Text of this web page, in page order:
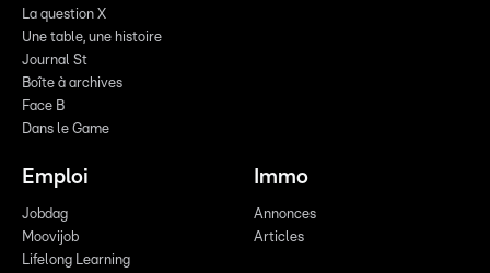
La question X
Une table, une histoire
Journal St
Boîte à archives
Face B
Dans le Game
Emploi
Jobdag
Moovijob
Lifelong Learning
Immo
Annonces
Articles